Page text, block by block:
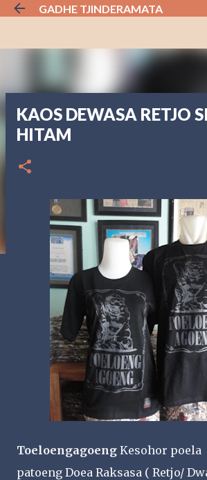
Langsung ke konten
GADHE TJINDERAMATA
KAOS DEWASA RETJO
HITAM
Toeloengagoeng Kesohor poela
patoeng Doea Raksasa ( Retjo/